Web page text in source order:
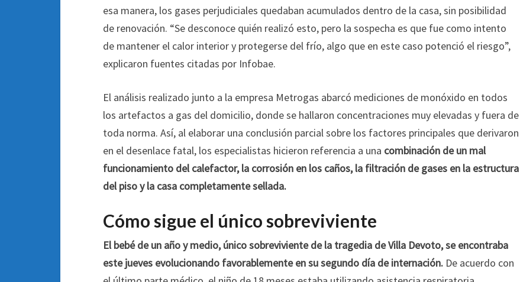
esa manera, los gases perjudiciales quedaban acumulados dentro de la casa, sin posibilidad
de renovación. “Se desconoce quién realizó esto, pero la sospecha es que fue como intento
de mantener el calor interior y protegerse del frío, algo que en este caso potenció el riesgo”,
explicaron fuentes citadas por Infobae.
El análisis realizado junto a la empresa Metrogas abarcó mediciones de monóxido en todos
los artefactos a gas del domicilio, donde se hallaron concentraciones muy elevadas y fuera de
toda norma. Así, al elaborar una conclusión parcial sobre los factores principales que derivaron
en el desenlace fatal, los especialistas hicieron referencia a una combinación de un mal
funcionamiento del calefactor, la corrosión en los caños, la filtración de gases en la estructura
del piso y la casa completamente sellada.
Cómo sigue el único sobreviviente
El bebé de un año y medio, único sobreviviente de la tragedia de Villa Devoto, se encontraba
este jueves evolucionando favorablemente en su segundo día de internación. De acuerdo con